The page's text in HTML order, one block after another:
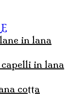
cotta